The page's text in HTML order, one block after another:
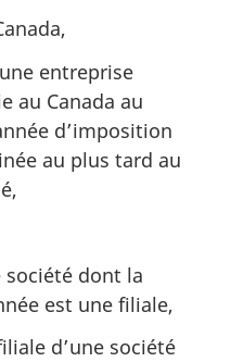
entreprise
au Canada au
d’imposition
au plus tard au
société dont la
est une filiale,
d’une société